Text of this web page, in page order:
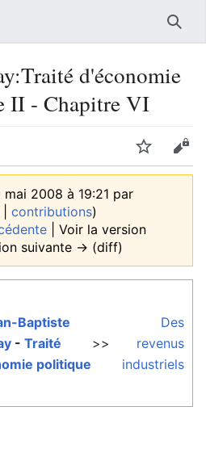
d'économie
II - Chapitre VI
Suivre
2008 à 19:21 par
contributions)
| Voir la version
suivante → (diff)
Baptiste
- Traité
politique
>>
Des
revenus
industriels